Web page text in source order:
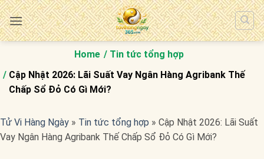
Bỏ
qua
nội
Home
Tin tức tổng hợp
Cập Nhật 2026: Lãi Suất Vay Ngân Hàng Agribank Thế
Chấp Sổ Đỏ Có Gì Mới?
Tử Vi Hàng Ngày » Tin tức tổng hợp » Cập Nhật 2026: Lãi Suất
Vay Ngân Hàng Agribank Thế Chấp Sổ Đỏ Có Gì Mới?